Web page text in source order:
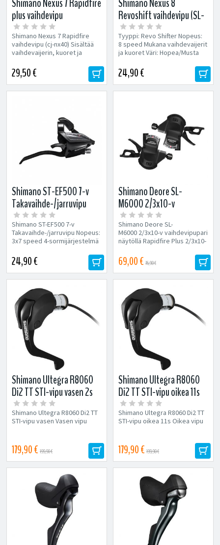
Shimano Nexus 7 Rapidfire
plus vaihdevipu
Shimano Nexus 7 Rapidfire
vaihdevipu (cj-nx40) Sisältää
vaihdevaijerin, kuoret ja
29,50 €
Shimano Nexus 8
Revoshift vaihdevipu (SL-
C6000)
Tyyppi: Revo Shifter Nopeus:
8 speed Mukana vaihdevaijerit
ja kuoret Väri: Hopea/Musta
24,90 €
Shimano ST-EF500 7-v
Takavaihde-/jarruvipu
Shimano ST-EF500 7-v
Takavaihde-/jarruvipu Nopeus:
3x7 speed 4-sormijärjestelmä
24,90 €
Shimano Deore SL-
M6000 2/3x10-v
vaihdevipupari näytöllä
Shimano Deore SL-
M6000 2/3x10-v vaihdevipupari
näytöllä Rapidfire Plus 2/3x10-
69,00 € 76,90 €
Shimano Ultegra R8060
Di2 TT STI-vipu vasen 2s
Shimano Ultegra R8060 Di2 TT
STI-vipu vasen Vasen vipu
179,90 € 199,90 €
Shimano Ultegra R8060
Di2 TT STI-vipu oikea 11s
Shimano Ultegra R8060 Di2 TT
STI-vipu oikea 11s Oikea vipu
179,90 € 199,90 €